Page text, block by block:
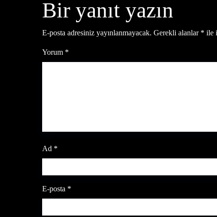
Bir yanıt yazın
E-posta adresiniz yayınlanmayacak. Gerekli alanlar * ile
Yorum *
Ad *
E-posta *